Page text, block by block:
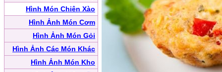
Hình Món Chiên Xào
Hình Ảnh Món Cơm
Hình Ảnh Món Gỏi
Hình Ảnh Các Món Khác
Hình Ảnh Món Kho